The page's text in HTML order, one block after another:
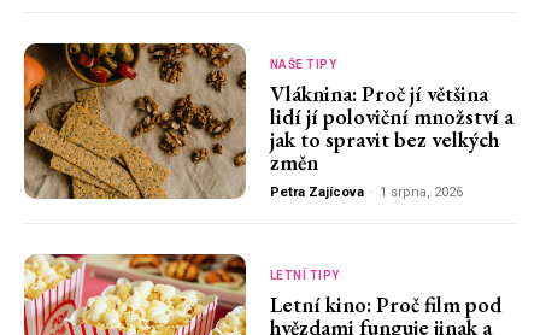
NAŠE TIPY
Vláknina: Proč jí většina
lidí jí poloviční množství a
jak to spravit bez velkých
změn
Petra Zajícova - 1 srpna, 2026
LETNÍ TIPY
Letní kino: Proč film pod
hvězdami funguje jinak a